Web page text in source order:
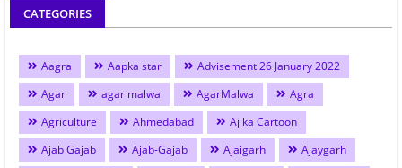
CATEGORIES
Aagra Aapka star
Advisement 26 January 2022
Agar
agar malwa AgarMalwa
Agra
Agriculture
Ahmedabad
Aj ka Cartoon
Ajab Gajab
Ajab-Gajab Ajaigarh
Ajaygarh